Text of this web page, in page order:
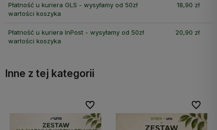
Płatność u kuriera GLS - wysyłamy od 50zł
wartości koszyka
18,90 zł
Płatność u kuriera InPost - wysyłamy od 50zł
wartości koszyka
20,90 zł
Inne z tej kategorii
Do ulubionych
Do ulubionych Do
Do